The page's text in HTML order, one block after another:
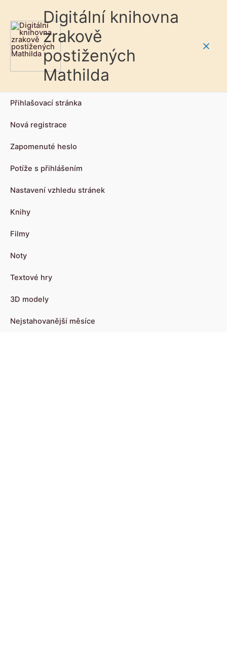
Digitální knihovna
zrakově
postižených
Mathilda
Přihlašovací stránka
Nová registrace
Zapomenuté heslo
Potíže s přihlášením
Nastavení vzhledu stránek
Knihy
Filmy
Noty
Textové hry
3D modely
Nejstahovanější měsíce